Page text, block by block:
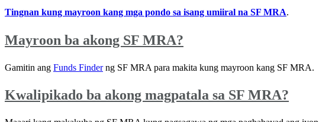
Tingnan kung mayroon kang mga pondo sa isang umiiral na SF MRA.
Mayroon ba akong SF MRA?
Gamitin ang Funds Finderng SF MRA para makita kung mayroon kang SF MRA.
Kwalipikado ba akong magpatala sa SF MRA?